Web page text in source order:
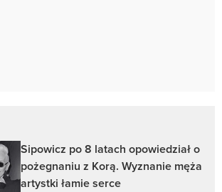
Sipowicz po 8 latach opowiedział o
pożegnaniu z Korą. Wyznanie męża
artystki łamie serce